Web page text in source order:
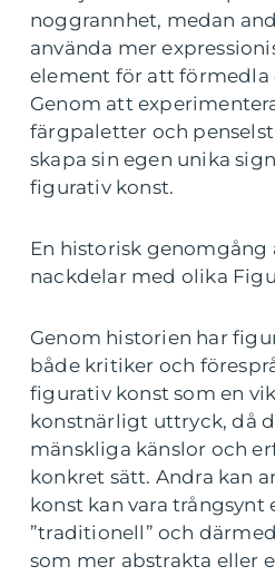
noggrannhet, medan
använda mer
element för att förmedla
Genom att
färgpaletter och
skapa sin egen unika
figurativ konst.
En historisk genomgång
nackdelar med olika
Genom historien har
både kritiker och
figurativ konst som en
konstnärligt uttryck, då
mänskliga känslor och
konkret sätt. Andra kan
konst kan vara trångsynt
”traditionell” och
som mer abstrakta eller